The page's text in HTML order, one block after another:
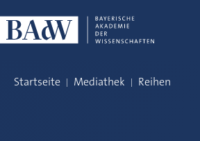
Startseite Mediathek Reihen